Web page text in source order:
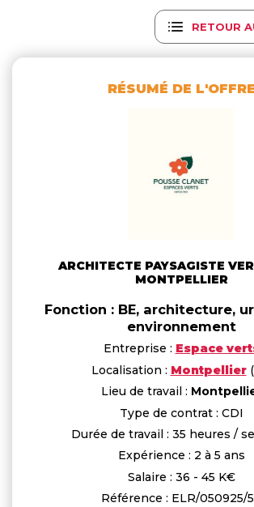
RETOUR
RÉSUMÉ DE L'OFFRE
ARCHITECTE PAYSAGISTE
MONTPELLIER
Fonction : BE, architecture,
environnement
Entreprise : Espace
Localisation : Montpellier
Lieu de travail :
Type de contrat : CDI
Durée de travail : 35 heures /
Expérience : 2 à 5 ans
Salaire : 36 - 45 K€
Référence : ELR/050925/